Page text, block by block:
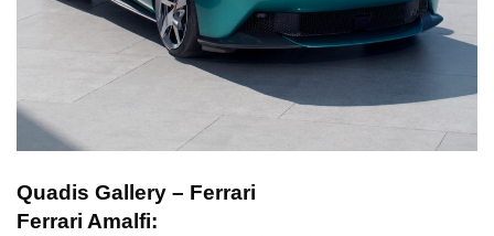
Quadis Gallery – Ferrari
Ferrari Amalfi: